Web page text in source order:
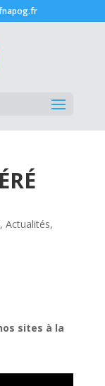
, Actualités,
sites à la